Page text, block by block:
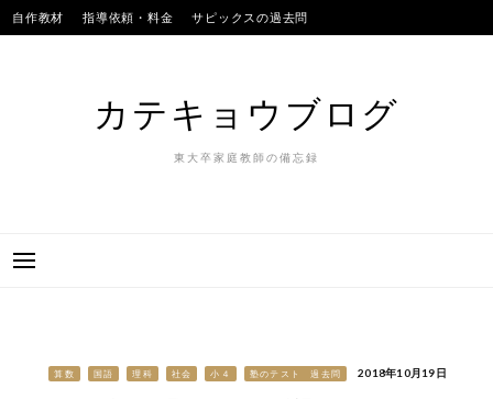
Skip
to
自作教材 指導依頼・料金 サピックスの過去問
カテキョウブログ
東大卒家庭教師の備忘録
算数 国語 理科 社会 小４ 塾のテスト 過去問 2018年10月19日